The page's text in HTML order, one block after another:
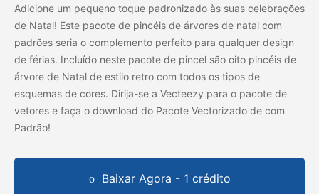
Adicione um pequeno toque padronizado às suas celebrações
de Natal! Este pacote de pincéis de árvores de natal com
padrões seria o complemento perfeito para qualquer design
de férias. Incluído neste pacote de pincel são oito pincéis de
árvore de Natal de estilo retro com todos os tipos de
esquemas de cores. Dirija-se a Vecteezy para o pacote de
vetores e faça o download do Pacote Vectorizado de com
Padrão!
Baixar Agora - 1 crédito